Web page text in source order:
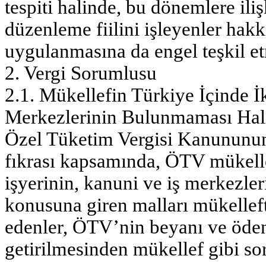
tespiti halinde, bu dönemlere
düzenleme fiilini işleyenler
uygulanmasına da engel teşkil
2. Vergi Sorumlusu
2.1. Mükellefin Türkiye İçinde
Merkezlerinin Bulunmaması
Özel Tüketim Vergisi
fıkrası kapsamında, ÖTV
işyerinin, kanuni ve iş
konusuna giren malları
edenler, ÖTV’nin beyanı ve
getirilmesinden mükellef gibi